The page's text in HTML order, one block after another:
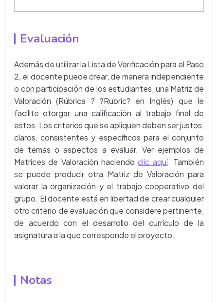
Evaluación
Además de utilizar la Lista de Verificación para el Paso
2, el docente puede crear, de manera independiente
o con participación de los estudiantes, una Matriz de
Valoración (Rúbrica ? ?Rubric? en Inglés) que le
facilite otorgar una calificación al trabajo final de
estos. Los criterios que se apliquen deben ser justos,
claros, consistentes y específicos para el conjunto
de temas o aspectos a evaluar. Ver ejemplos de
Matrices de Valoración haciendoclic aquí. También
se puede producir otra Matriz de Valoración para
valorar la organización y el trabajo cooperativo del
grupo. El docente está en libertad de crear cualquier
otro criterio de evaluación que considere pertinente,
de acuerdo con el desarrollo del currículo de la
asignatura a la que corresponde el proyecto.
Notas